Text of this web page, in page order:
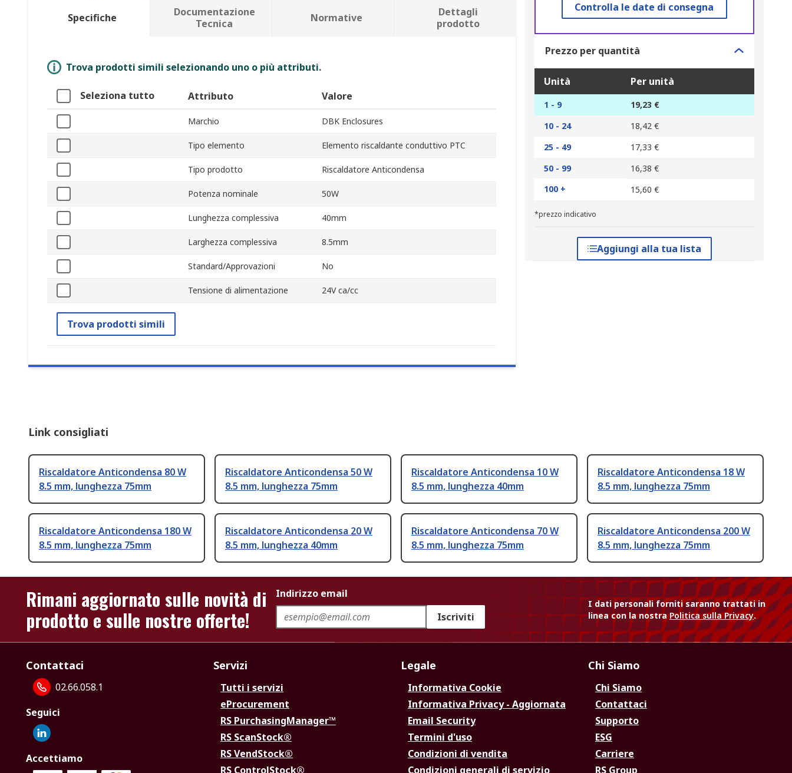
Controlla le date di consegna
Prezzo per quantità
Unità Per unità
1 - 9
19,23 €
10 - 24
18,42 €
25 - 49
17,33 €
50 - 99
16,38 €
100 +
15,60 €
*prezzo indicativo
Aggiungi alla tua lista
Specifiche
Documentazione
Tecnica
Normative
Dettagli
prodotto
Trova prodotti simili selezionando uno o più attributi.
Seleziona tutto Attributo Valore
Marchio DBK Enclosures
Tipo elemento Elemento riscaldante conduttivo PTC
Tipo prodotto Riscaldatore Anticondensa
Potenza nominale 50W
Lunghezza complessiva 40mm
Larghezza complessiva 8.5mm
Standard/Approvazioni No
Tensione di alimentazione 24V ca/cc
Trova prodotti simili
Link consigliati
Riscaldatore Anticondensa 80 W
8.5 mm, lunghezza 75mm
Riscaldatore Anticondensa 50 W
8.5 mm, lunghezza 75mm
Riscaldatore Anticondensa 10 W
8.5 mm, lunghezza 40mm
Riscaldatore Anticondensa 18 W
8.5 mm, lunghezza 75mm
Riscaldatore Anticondensa 180 W
8.5 mm, lunghezza 75mm
Riscaldatore Anticondensa 20 W
8.5 mm, lunghezza 40mm
Riscaldatore Anticondensa 70 W
8.5 mm, lunghezza 75mm
Riscaldatore Anticondensa 200 W
8.5 mm, lunghezza 75mm
Rimani aggiornato sulle novità di
prodotto e sulle nostre offerte!
Indirizzo email
Iscriviti
I dati personali forniti saranno trattati in
linea con la nostraPolitica sulla Privacy.
Contattaci
02.66.058.1
Seguici
Accettiamo
Servizi
Tutti i servizi
eProcurement
RS PurchasingManager™
RS ScanStock®
RS VendStock®
RS ControlStock®
Legale
Informativa Cookie
Informativa Privacy - Aggiornata
Email Security
Termini d'uso
Condizioni di vendita
Condizioni generali di servizio
Chi Siamo
Chi Siamo
Contattaci
Supporto
ESG
Carriere
RS Group